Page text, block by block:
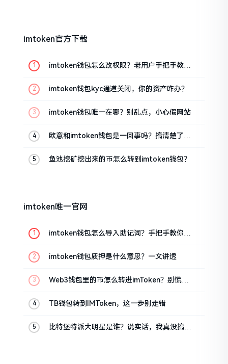
imtoken官方下载
imtoken钱包怎么改权限？老用户手把手教你
imtoken钱包kyc通道关闭，你的资产咋办？
imtoken钱包唯一在哪？别乱点，小心假网站
欧意和imtoken钱包是一回事吗？搞清楚了再
鱼池挖矿挖出来的币怎么转到imtoken钱包？
imtoken唯一官网
imtoken钱包怎么导入助记词？手把手教你找
imtoken钱包质押是什么意思？一文讲透
Web3钱包里的币怎么转进imToken？别慌，
TB钱包转到IMToken，这一步别走错
比特堡特派大明星是谁？说实话，我真没搞明